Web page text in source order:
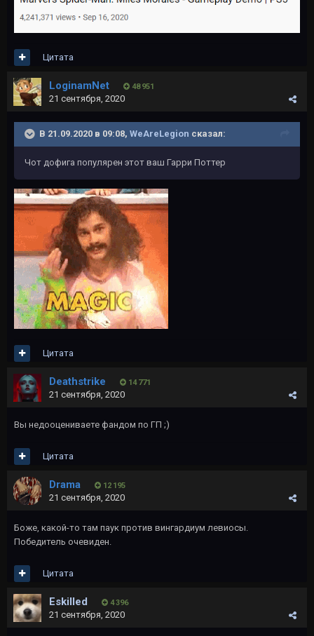
Цитата
LoginamNet 48 951
21 сентября, 2020
В 21.09.2020 в 09:08, WeAreLegion сказал:
Чот дофига популярен этот ваш Гарри Поттер
Цитата
Deathstrike 14 771
21 сентября, 2020
Вы недооцениваете фандом по ГП ;)
Цитата
Drama 12 195
21 сентября, 2020
Боже, какой-то там паук против вингардиум левиосы.
Победитель очевиден.
Цитата
Eskilled 4 396
21 сентября, 2020